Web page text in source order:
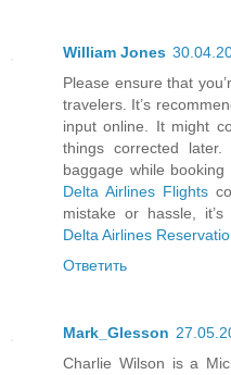
William Jones
Please ensure that
travelers. It’s
input online. It might
things corrected
baggage while
Delta Airlines Flights
mistake or hassle,
Delta Airlines
Ответить
Mark_Glesson
Charlie Wilson is a